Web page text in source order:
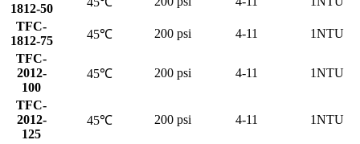
1812-50
TFC-
1812-75
45℃ 200 psi 4-11
1NTU
TFC-
2012-
100
45℃ 200 psi 4-11 1NTU
TFC-
2012-
125
45℃ 200 psi 4-11 1NTU